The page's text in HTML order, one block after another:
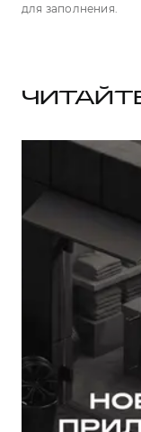
для заполнения.